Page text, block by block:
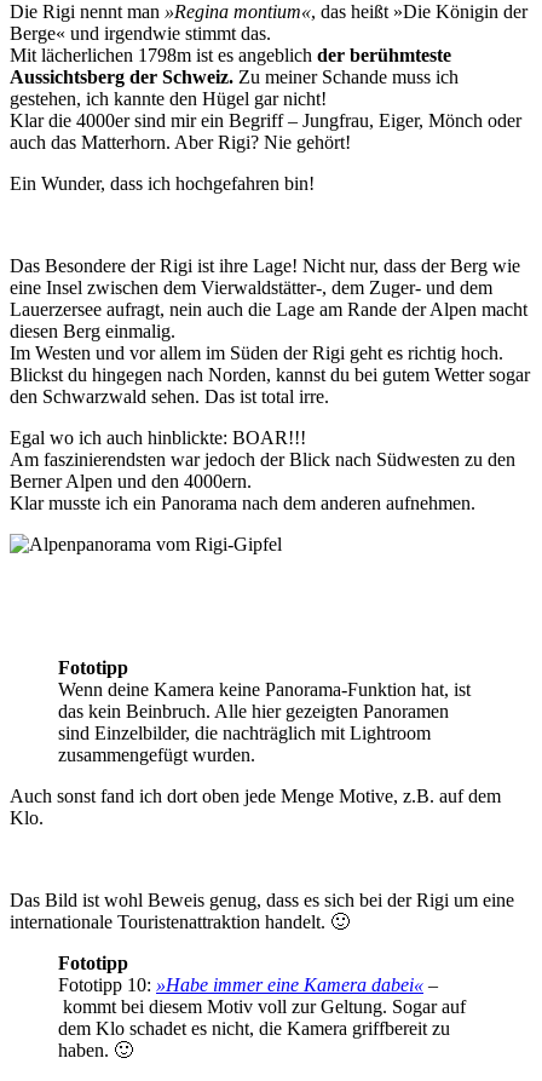
Die Rigi nennt man »Regina montium«, das heißt »Die Königin der
Berge« und irgendwie stimmt das.
Mit lächerlichen 1798m ist es angeblich der berühmteste
Aussichtsberg der Schweiz. Zu meiner Schande muss ich
gestehen, ich kannte den Hügel gar nicht!
Klar die 4000er sind mir ein Begriff – Jungfrau, Eiger, Mönch oder
auch das Matterhorn. Aber Rigi? Nie gehört!
Ein Wunder, dass ich hochgefahren bin!
Das Besondere der Rigi ist ihre Lage! Nicht nur, dass der Berg wie
eine Insel zwischen dem Vierwaldstätter-, dem Zuger- und dem
Lauerzersee aufragt, nein auch die Lage am Rande der Alpen macht
diesen Berg einmalig.
Im Westen und vor allem im Süden der Rigi geht es richtig hoch.
Blickst du hingegen nach Norden, kannst du bei gutem Wetter sogar
den Schwarzwald sehen. Das ist total irre.
Egal wo ich auch hinblickte: BOAR!!!
Am faszinierendsten war jedoch der Blick nach Südwesten zu den
Berner Alpen und den 4000ern.
Klar musste ich ein Panorama nach dem anderen aufnehmen.
Fototipp
Wenn deine Kamera keine Panorama-Funktion hat, ist
das kein Beinbruch. Alle hier gezeigten Panoramen
sind Einzelbilder, die nachträglich mit Lightroom
zusammengefügt wurden.
Auch sonst fand ich dort oben jede Menge Motive, z.B. auf dem
Klo.
Das Bild ist wohl Beweis genug, dass es sich bei der Rigi um eine
internationale Touristenattraktion handelt. 🙂
Fototipp
Fototipp 10: »Habe immer eine Kamera dabei« –
kommt bei diesem Motiv voll zur Geltung. Sogar auf
dem Klo schadet es nicht, die Kamera griffbereit zu
haben. 🙂